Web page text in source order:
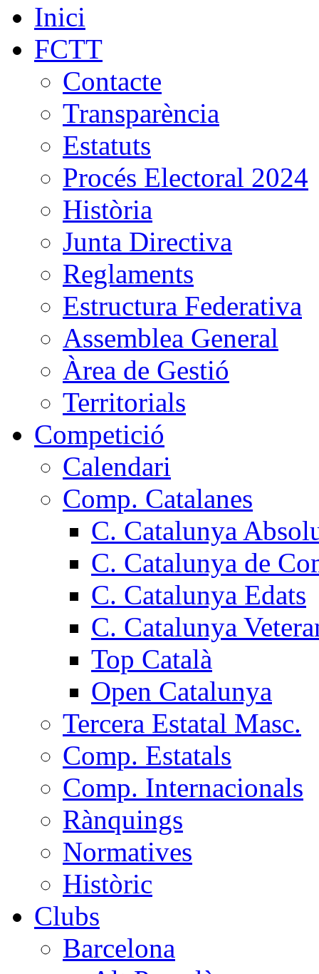
Inici
FCTT
Contacte
Transparència
Estatuts
Procés Electoral 2024
Història
Junta Directiva
Reglaments
Estructura Federativa
Assemblea General
Àrea de Gestió
Territorials
Competició
Calendari
Comp. Catalanes
C. Catalunya
C. Catalunya de
C. Catalunya Edats
C. Catalunya
Top Català
Open Catalunya
Tercera Estatal Masc.
Comp. Estatals
Comp. Internacionals
Rànquings
Normatives
Històric
Clubs
Barcelona